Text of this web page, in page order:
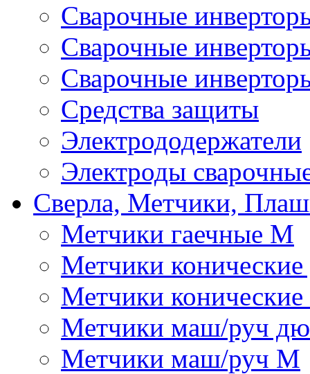
Сварочные
Сварочные
Сварочные
Средства защиты
Электрододержатели
Электроды
Сверла, Метчики,
Метчики гаечные М
Метчики
Метчики
Метчики маш/руч
Метчики маш/руч М